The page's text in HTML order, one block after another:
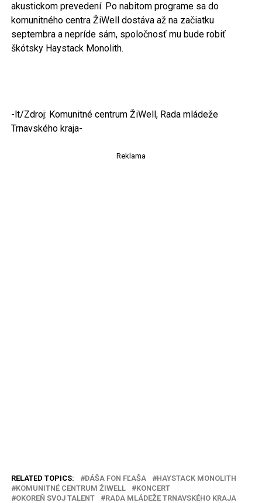
akustickom prevedení. Po nabitom programe sa do
komunitného centra ŽiWell dostáva až na začiatku
septembra a nepríde sám, spoločnosť mu bude robiť
škótsky Haystack Monolith.
-lt/Zdroj: Komunitné centrum ŽiWell, Rada mládeže
Trnavského kraja-
Reklama
RELATED TOPICS: DÁŠA FON FĽAŠA
HAYSTACK MONOLITH
KOMUNITNÉ CENTRUM ŽIWELL
KONCERT
OKOREŇ SVOJ TALENT
RADA MLÁDEŽE TRNAVSKÉHO KRAJA